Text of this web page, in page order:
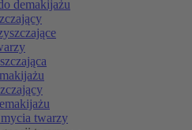
demakijażu
twarzy